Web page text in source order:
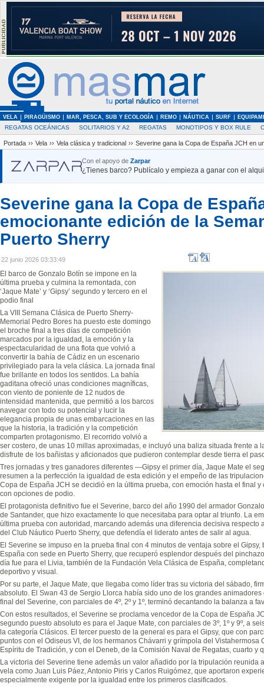
VELA PIRAGÜISMO MAR, PESCA, SUB Y ECOLOGÍA REMO NÁUTICA SURF
REGATAS OCEÁNICAS SOLITARIOS Y A2 REGATAS MONOTIPOS Y BOX RULE
Portada ›› Vela ›› Vela clásica y tradicional ›› Severine gana la Copa de España JCH en
Con el apoyo de Zarpar
¿Tienes barco? Publícalo y empieza a ganar con el
Severine gana la Copa de
emocionante edición de la
Puerto Sherry
22 junio 2026 03:33:49
El barco de Gonzalo Botín se impone en la
última prueba y culmina la remontada, con
‘Jaque Mate’ y ‘Gipsy’ segundo y tercero en el
podio final
La VIII Semana Clásica de Puerto Sherry-
Memorial Pedro Bores ha puesto este domingo
el broche final a tres días de competición
marcados por la igualdad, la emoción y la
espectacularidad de una flota que volvió a
convertir la bahía de Cádiz en un escenario
privilegiado para la vela clásica. La jornada final
fue brillante en todos los sentidos. La bahía
gaditana ofreció unas condiciones magníficas,
con viento de poniente de 12 nudos de
intensidad mantenida, que permitió a los barcos
navegar con todo su potencial y lucir la
elegancia propia de unas embarcaciones en las
que la historia, la tradición y la competición
comparten protagonismo. El recorrido volvió a
ser costero, de unas 10 millas aproximadas, e incluyó una baliza situada frente a
disfrute de los bañistas y aficionados que pudieron contemplar desde tierra el
Tres jornadas y tres ganadores diferentes —Gipsy el primer día, Jaque Mate el
resumen a la perfección la igualdad de esta edición y el empeño de las
Copa de España JCH se decidió en la última prueba, con emoción hasta el final
con opciones de podio.
El protagonista definitivo fue el Severine, barco del año 1990 del armador
de Santander, que hizo exactamente lo que necesitaba para optar al triunfo. La
última prueba con autoridad, marcando además una diferencia decisiva respecto
del Club Náutico Puerto Sherry, que defendía el liderato antes de salir al agua.
El Severine se impuso en la prueba final con 4 minutos de ventaja sobre el
España con sede en Puerto Sherry, que recuperó esplendor después del
día fue para el Livia, también de la Fundación Vela Clásica de España,
deportivo y visual.
Por su parte, el Jaque Mate, que llegaba como líder tras su victoria del sábado,
absoluto. El Swan 43 de Sergio Llorca había sido uno de los grandes
final del Severine, con parciales de 4º, 2º y 1º, terminó decantando la balanza a
Con estos resultados, el Severine se proclama vencedor de la Copa de España
segundo puesto absoluto es para el Jaque Mate, con parciales de 3º, 1º y 9º, a
la categoría Clásicos. El tercer puesto de la general es para el Gipsy, que con
puntos con el Odiseus VI, de los hermanos Chávarri y grímpola del Vistahermosa
Espíritu de Tradición, y con el Deneb, de la Comisión Naval de Regatas, cuarto y
La victoria del Severine tiene además un valor añadido por la tripulación reunida
vela como Juan Luis Páez, Antonio Piris y Carlos Ruigómez, que aportaron
especialmente exigente por la igualdad entre los primeros clasificados.